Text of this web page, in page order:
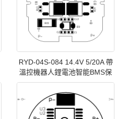
RYD-04S-084 14.4V 5/20A 帶
溫控機器人鋰電池智能BMS保